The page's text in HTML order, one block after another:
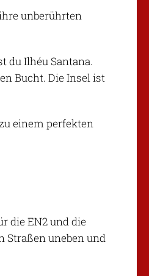
unberührten
du Ilhéu Santana.
Bucht. Die Insel ist
einem perfekten
die EN2 und die
Straßen uneben und